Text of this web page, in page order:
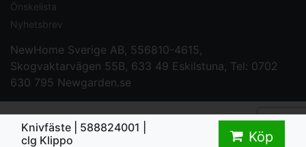
Knivfäste | 588824001 |
clg Klippo
Köp
Önskelista
Nyhetsbrev
NewHome Sverige AB, 556810-4615,
Skogvaktarvägen 55B, 633 49 Eskilstuna, Tel: 0702
630 795 Newgarden.se